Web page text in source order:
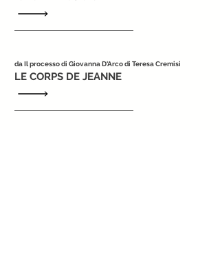
da Il processo di Giovanna D'Arco di Teresa Cremisi
LE CORPS DE JEANNE